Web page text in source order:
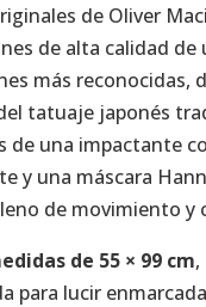
de Oliver
de alta calidad de
más reconocidas,
tatuaje japonés
de una impactante
y una máscara
de movimiento y
de 55 × 99 cm
para lucir